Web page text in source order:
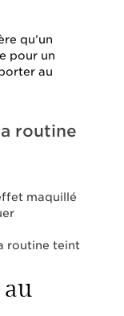
qu’un
pour un
au
routine
maquillé
routine teint